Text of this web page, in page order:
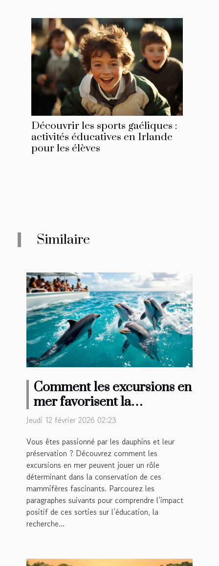
Découvrir les sports gaéliques :
activités éducatives en Irlande
pour les élèves
Similaire
Comment les excursions en
mer favorisent la
conservation des dauphins
Jeudi 12 février 2026 02:23
Vous êtes passionné par les dauphins et leur
préservation ? Découvrez comment les
excursions en mer peuvent jouer un rôle
déterminant dans la conservation de ces
mammifères fascinants. Parcourez les
paragraphes suivants pour comprendre l’impact
positif de ces sorties sur l’éducation, la
recherche...